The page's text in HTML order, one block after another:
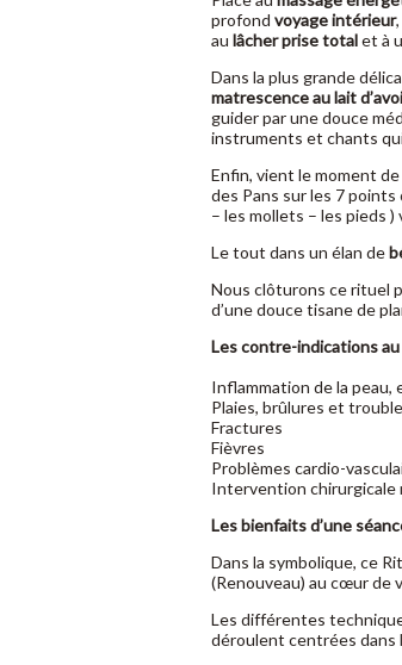
profond voyage intérieur
au lâcher prise totalet à
Dans la plus grande
matrescence au lait
guider par une douce
instruments et chants qui
Enfin, vient le moment de
des Pans sur les 7
– les mollets – les pieds
Le tout dans un élan de
Nous clôturons ce rituel
d’une douce tisane de
Les contre-indications
Inflammation de la
Plaies, brûlures et
Fractures
Fièvres
Problèmes cardio-
Intervention chirurgicale
Les bienfaits d’une
Dans la symbolique, ce
(Renouveau) au cœur de
Les différentes
déroulent centrées dans